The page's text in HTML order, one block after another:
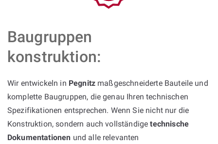
Baugruppen
konstruktion:
Wir entwickeln in Pegnitz maßgeschneiderte Bauteile und
komplette Baugruppen, die genau Ihren technischen
Spezifikationen entsprechen. Wenn Sie nicht nur die
Konstruktion, sondern auch vollständigetechnische
Dokumentationen und alle relevanten